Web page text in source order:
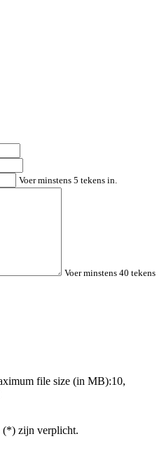
Voer minstens 5 tekens in.
Voer minstens 40 tekens
file size (in MB):10,
(*) zijn verplicht.